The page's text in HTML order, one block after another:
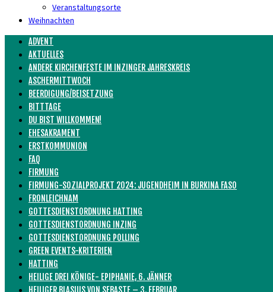
Veranstaltungsorte
Weihnachten
ADVENT
AKTUELLES
ANDERE KIRCHENFESTE IM INZINGER JAHRESKREIS
ASCHERMITTWOCH
BEERDIGUNG/BEISETZUNG
BITTTAGE
DU BIST WILLKOMMEN!
EHESAKRAMENT
ERSTKOMMUNION
FAQ
FIRMUNG
FIRMUNG-SOZIALPROJEKT 2024: JUGENDHEIM IN BURKINA FASO
FRONLEICHNAM
GOTTESDIENSTORDNUNG HATTING
GOTTESDIENSTORDNUNG INZING
GOTTESDIENSTORDNUNG POLLING
GREEN EVENTS-KRITERIEN
HATTING
HEILIGE DREI KÖNIGE- EPIPHANIE, 6. JÄNNER
HEILIGER BLASIUS VON SEBASTE – 3. FEBRUAR